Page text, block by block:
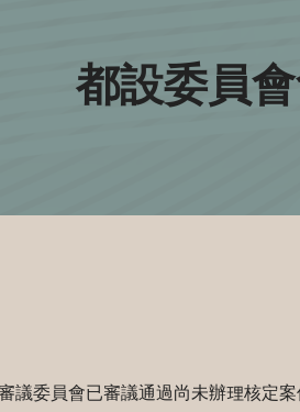
都設委員
議委員會已審議通過尚未辦理核定案